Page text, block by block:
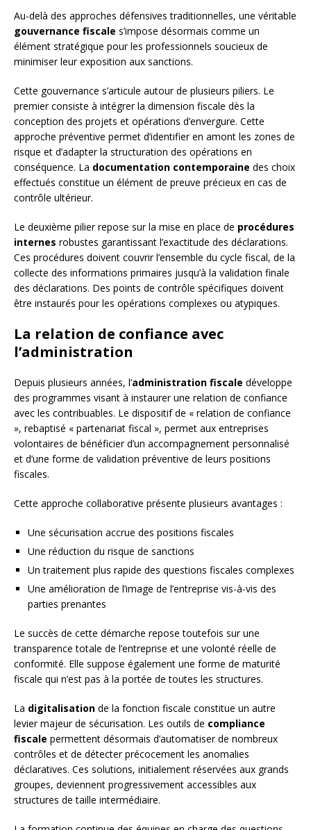
Au-delà des approches défensives traditionnelles, une véritable
gouvernance fiscale s’impose désormais comme un
élément stratégique pour les professionnels soucieux de
minimiser leur exposition aux sanctions.
Cette gouvernance s’articule autour de plusieurs piliers. Le
premier consiste à intégrer la dimension fiscale dès la
conception des projets et opérations d’envergure. Cette
approche préventive permet d’identifier en amont les zones de
risque et d’adapter la structuration des opérations en
conséquence. La documentation contemporaine des choix
effectués constitue un élément de preuve précieux en cas de
contrôle ultérieur.
Le deuxième pilier repose sur la mise en place de procédures
internes robustes garantissant l’exactitude des déclarations.
Ces procédures doivent couvrir l’ensemble du cycle fiscal, de la
collecte des informations primaires jusqu’à la validation finale
des déclarations. Des points de contrôle spécifiques doivent
être instaurés pour les opérations complexes ou atypiques.
La relation de confiance avec
l’administration
Depuis plusieurs années, l’administration fiscale développe
des programmes visant à instaurer une relation de confiance
avec les contribuables. Le dispositif de « relation de confiance
», rebaptisé « partenariat fiscal », permet aux entreprises
volontaires de bénéficier d’un accompagnement personnalisé
et d’une forme de validation préventive de leurs positions
fiscales.
Cette approche collaborative présente plusieurs avantages :
Une sécurisation accrue des positions fiscales
Une réduction du risque de sanctions
Un traitement plus rapide des questions fiscales complexes
Une amélioration de l’image de l’entreprise vis-à-vis des
parties prenantes
Le succès de cette démarche repose toutefois sur une
transparence totale de l’entreprise et une volonté réelle de
conformité. Elle suppose également une forme de maturité
fiscale qui n’est pas à la portée de toutes les structures.
La digitalisation de la fonction fiscale constitue un autre
levier majeur de sécurisation. Les outils de compliance
fiscale permettent désormais d’automatiser de nombreux
contrôles et de détecter précocement les anomalies
déclaratives. Ces solutions, initialement réservées aux grands
groupes, deviennent progressivement accessibles aux
structures de taille intermédiaire.